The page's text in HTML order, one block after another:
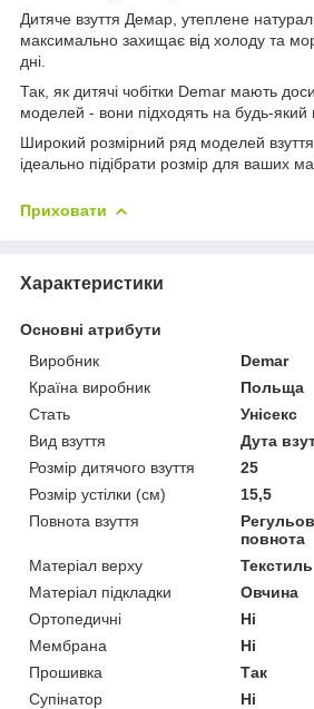
Дитяче взуття Демар, утеплене
максимально захищає від холоду та
дні.
Так, як дитячі чобітки Demar мають
моделей - вони підходять на будь-який
Широкий розмірний ряд моделей
ідеально підібрати розмір для ваших
Приховати
Характеристики
Основні атрибути
Виробник
Demar
Країна виробник
Польща
Стать
Унісекс
Вид взуття
Дута
Розмір дитячого взуття
25
Розмір устілки (см)
15,5
Повнота взуття
повнота
Матеріал верху
Текстиль
Матеріал підкладки
Овчина
Ортопедичні
Ні
Мембрана
Ні
Прошивка
Так
Супінатор
Ні